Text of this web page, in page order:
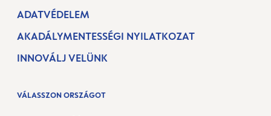
ADATVÉDELEM
AKADÁLYMENTESSÉGI NYILATKOZAT
INNOVÁLJ VELÜNK
VÁLASSZON ORSZÁGOT